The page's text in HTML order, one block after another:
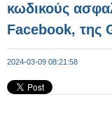
κωδικούς
Facebook, της
2024-03-09 08:21:58